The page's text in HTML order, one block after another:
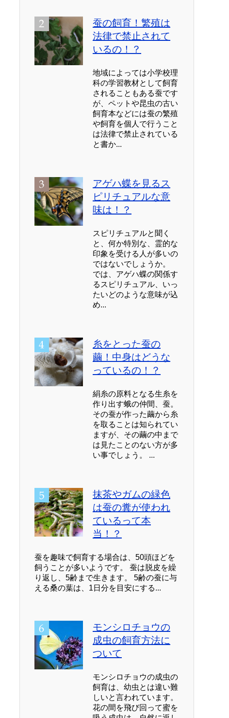
蚕の飼育！繁殖は
法律で禁止されて
いるの！？
地域によっては小学校理
科の学習教材として飼育
されることもある蚕です
が、ペットや昆虫の古い
飼育本などには蚕の繁殖
や飼育を個人で行うこと
は法律で禁止されている
と書か...
アゲハ蝶を見るス
ピリチュアルな意
味は！？
スピリチュアルと聞く
と、何か特別な、霊的な
印象を受ける人が多いの
ではないでしょうか。
では、アゲハ蝶の関係す
るスピリチュアル、いっ
たいどのような意味が込
め...
糸をとった蚕の
繭！中身はどうな
っているの！？
絹糸の原料となる生糸を
作り出す蛾の仲間、蚕。
その蚕が作った繭から糸
を取ることは知られてい
ますが、その繭の中まで
は見たことのない方が多
い事でしょう。 ...
抹茶やガムの緑色
は蚕の糞が使われ
ているって本
当！？
蚕を趣味で飼育する場合は、50頭ほどを
飼うことが多いようです。 蚕は脱皮を繰
り返し、5齢まで生きます。 5齢の蚕に与
える桑の葉は、1日分を目安にする...
モンシロチョウの
成虫の飼育方法に
ついて
モンシロチョウの成虫の
飼育は、幼虫とは違い難
しいと言われています。
花の間を飛び回って蜜を